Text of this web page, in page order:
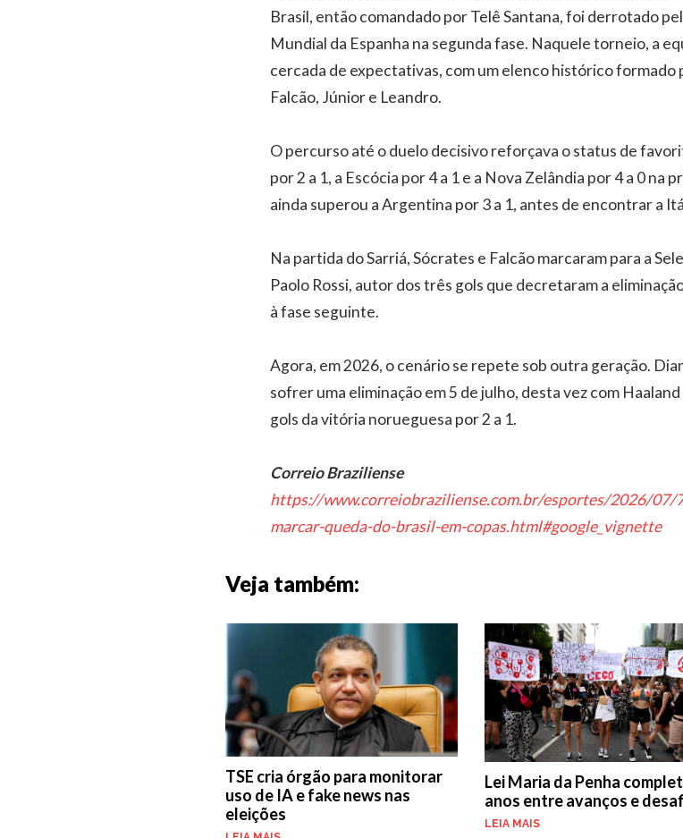
Brasil, então comandado por Telê Santana, foi derrotado
Mundial da Espanha na segunda fase. Naquele torneio, a
cercada de expectativas, com um elenco histórico formado
Falcão, Júnior e Leandro.
O percurso até o duelo decisivo reforçava o status de
por 2 a 1, a Escócia por 4 a 1 e a Nova Zelândia por 4 a 0 na
ainda superou a Argentina por 3 a 1, antes de encontrar a
Na partida do Sarriá, Sócrates e Falcão marcaram para a
Paolo Rossi, autor dos três gols que decretaram a
à fase seguinte.
Agora, em 2026, o cenário se repete sob outra geração.
sofrer uma eliminação em 5 de julho, desta vez com
gols da vitória norueguesa por 2 a 1.
Correio Braziliense
https://www.correiobraziliense.com.br/esportes/2026/07/
marcar-queda-do-brasil-em-copas.html#google_vignette
Veja também:
TSE cria órgão para monitorar
uso de IA e fake news nas
eleições
Lei Maria da Penha
anos entre avanços e
LEIA MAIS